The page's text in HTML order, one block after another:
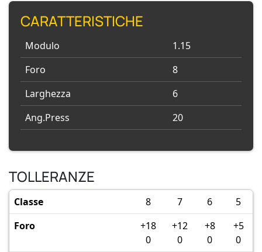
CARATTERISTICHE
Modulo
1.15
Foro
8
Larghezza
6
Ang.Press
20
TOLLERANZE
Classe 8 7 6
5
Foro
+18
0
+12
0
+8
0
+5
0